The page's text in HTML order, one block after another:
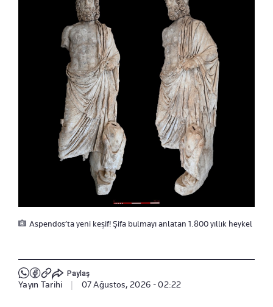
Aspendos’ta yeni keşif! Şifa bulmayı anlatan 1.800 yıllık heykel
Paylaş
Yayın Tarihi 07 Ağustos, 2026 - 02:22